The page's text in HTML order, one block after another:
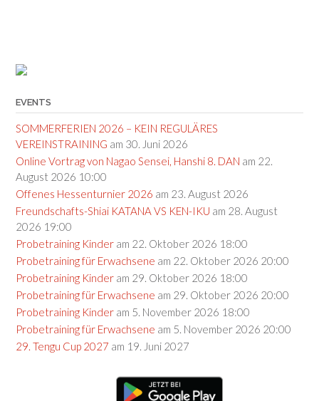
EVENTS
SOMMERFERIEN 2026 – KEIN REGULÄRES
VEREINSTRAINING am 30. Juni 2026
Online Vortrag von Nagao Sensei, Hanshi 8. DAN am 22.
August 2026 10:00
Offenes Hessenturnier 2026 am 23. August 2026
Freundschafts-Shiai KATANA VS KEN-IKU am 28. August
2026 19:00
Probetraining Kinder am 22. Oktober 2026 18:00
Probetraining für Erwachsene am 22. Oktober 2026 20:00
Probetraining Kinder am 29. Oktober 2026 18:00
Probetraining für Erwachsene am 29. Oktober 2026 20:00
Probetraining Kinder am 5. November 2026 18:00
Probetraining für Erwachsene am 5. November 2026 20:00
29. Tengu Cup 2027 am 19. Juni 2027